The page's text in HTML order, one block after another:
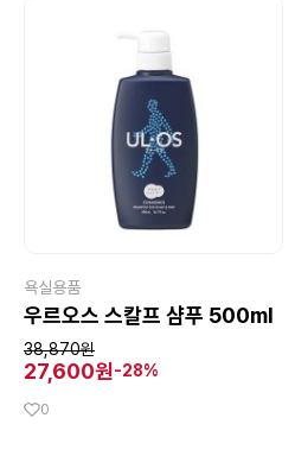
욕실용품
우르오스 스칼프 샴푸 500ml
38,870원
27,600원-28%
0